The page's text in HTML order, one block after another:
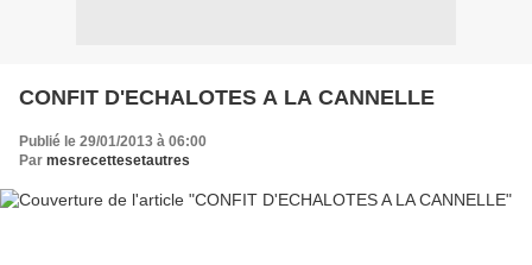
CONFIT D'ECHALOTES A LA CANNELLE
Publié le 29/01/2013 à 06:00
Par mesrecettesetautres